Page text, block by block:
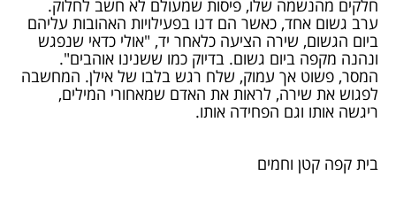
חלקים מהנשמה שלו, פיסות שמעולם לא חשב לחלוק.
ערב גשום אחד, כאשר הם דנו בפעילויות האהובות עליהם
ביום הגשום, שירה הציעה כלאחר יד, "אולי כדאי שנפגש
ונהנה מקפה ביום גשום. בדיוק כמו ששנינו אוהבים".
המסר, פשוט אך עמוק, שלח רגש בלבו של אילן. המחשבה
לפגוש את שירה, לראות את האדם שמאחורי המילים,
ריגשה אותו וגם הפחידה אותו.
בית קפה קטן וחמים